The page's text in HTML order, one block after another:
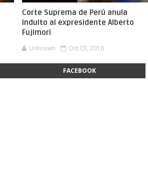
Corte Suprema de Perú anula
indulto al expresidente Alberto
Fujimori
Unknown Oct 03, 2018
FACEBOOK